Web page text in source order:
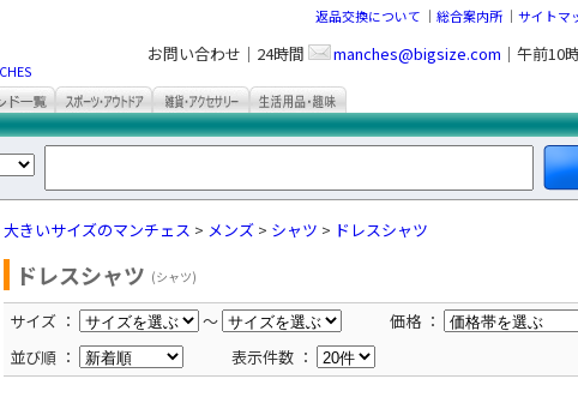
サイトマ
総合案内所 ｜
返品交換について ｜
お問い合わせ｜24時間 manches@bigsize.com ｜午前10
大きいサイズのマンチェス > メンズ > シャツ > ドレスシャツ
ドレスシャツ (シャツ)
サイズ ： ～
価格 ：
並び順 ：
表示件数 ：